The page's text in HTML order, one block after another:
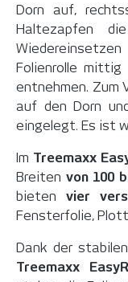
Dorn auf,
Haltezapfen
Folienrolle mittig
entnehmen. Zum
auf den Dorn
eingelegt. Es ist
Im Treemaxx
Breiten von 100
bietenvier
Fensterfolie,
Dank der
Treemaxx